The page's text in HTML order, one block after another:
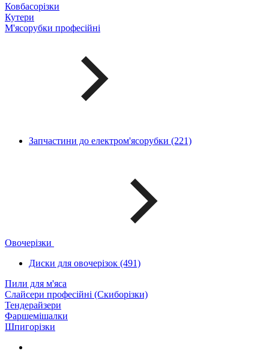
Ковбасорізки
Кутери
М'ясорубки професійні
Запчастини до електром'ясорубки (221)
Овочерізки
Диски для овочерізок (491)
Пили для м'яса
Слайсери професійні (Скиборізки)
Тендерайзери
Фаршемішалки
Шпигорізки